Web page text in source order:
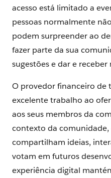
acesso está limitado a
pessoas normalmente
podem surpreender ao
fazer parte da sua
sugestões e dar e
O provedor financeiro de
excelente trabalho ao
aos seus membros da
contexto da
compartilham ideias,
votam em futuros
experiência digital